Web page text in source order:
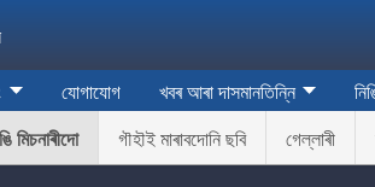
মিচনাৰীদো গৗহৗই মাৰাবদোনি ছবি গেল্লাৰী
যোগাযোগ খবৰ আৰা দাসমানতিন্নি